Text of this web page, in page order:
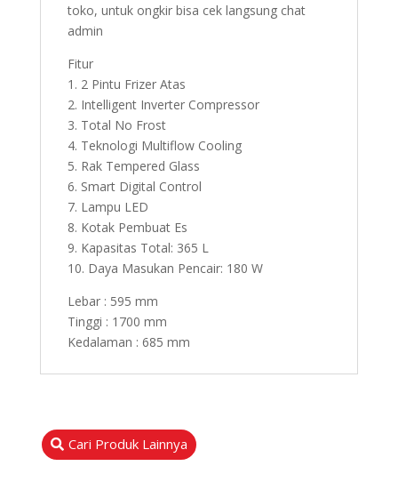
toko, untuk ongkir bisa cek langsung chat
admin
Fitur
1. 2 Pintu Frizer Atas
2. Intelligent Inverter Compressor
3. Total No Frost
4. Teknologi Multiflow Cooling
5. Rak Tempered Glass
6. Smart Digital Control
7. Lampu LED
8. Kotak Pembuat Es
9. Kapasitas Total: 365 L
10. Daya Masukan Pencair: 180 W
Lebar : 595 mm
Tinggi : 1700 mm
Kedalaman : 685 mm
Cari Produk Lainnya